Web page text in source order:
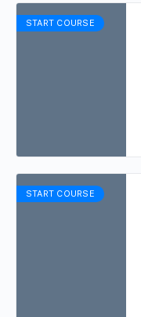
START COURSE
START COURSE